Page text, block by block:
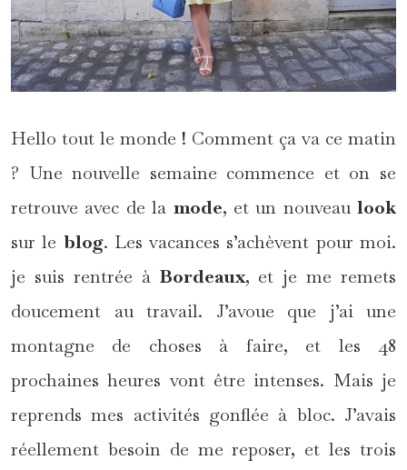
Hello tout le monde ! Comment ça va ce matin
? Une nouvelle semaine commence et on se
retrouve avec de la mode, et un nouveau look
sur le blog. Les vacances s’achèvent pour moi.
je suis rentrée à Bordeaux, et je me remets
doucement au travail. J’avoue que j’ai une
montagne de choses à faire, et les 48
prochaines heures vont être intenses. Mais je
reprends mes activités gonflée à bloc. J’avais
réellement besoin de me reposer, et les trois